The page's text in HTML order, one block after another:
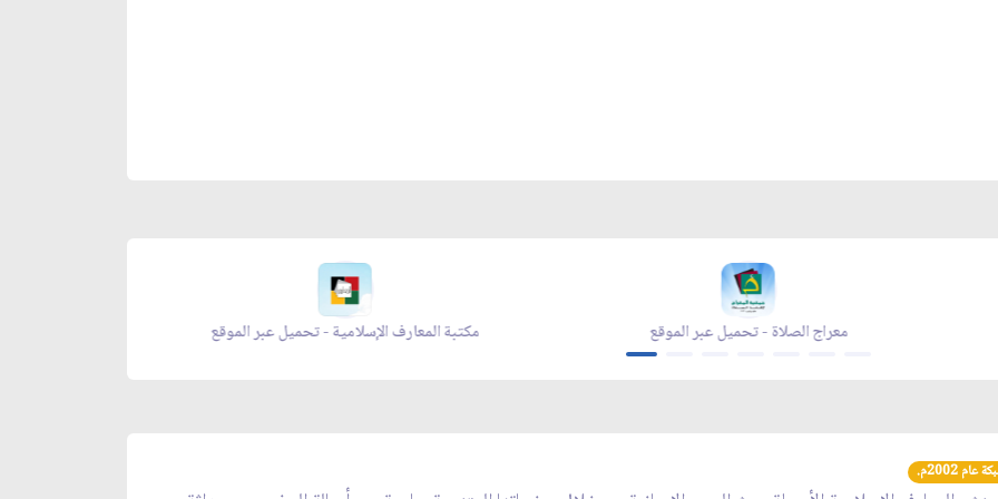
مكتبة المعارف الإسلامية - تحميل عبر الموقع معراج الصلاة - تحميل عبر الموقع
2002م.